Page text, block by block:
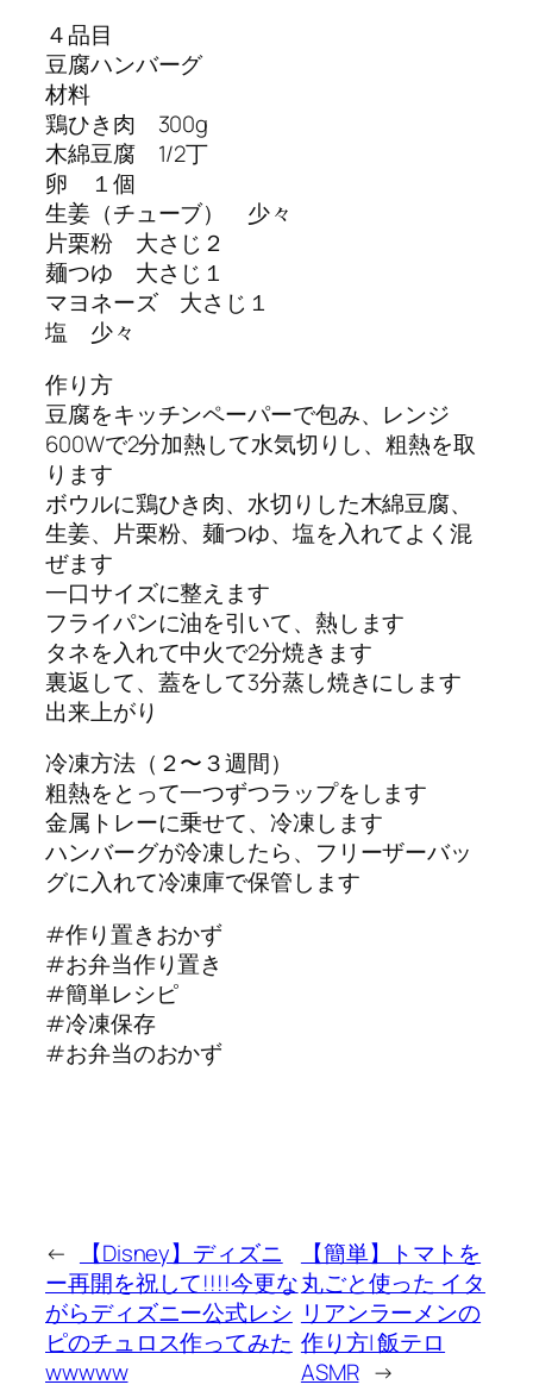
４品目
豆腐ハンバーグ
材料
鶏ひき肉 300g
木綿豆腐 1/2丁
卵 １個
生姜（チューブ） 少々
片栗粉 大さじ２
麺つゆ 大さじ１
マヨネーズ 大さじ１
塩 少々
作り方
豆腐をキッチンペーパーで包み、レンジ
600Wで2分加熱して水気切りし、粗熱を取
ります
ボウルに鶏ひき肉、水切りした木綿豆腐、
生姜、片栗粉、麺つゆ、塩を入れてよく混
ぜます
一口サイズに整えます
フライパンに油を引いて、熱します
タネを入れて中火で2分焼きます
裏返して、蓋をして3分蒸し焼きにします
出来上がり
冷凍方法（２〜３週間）
粗熱をとって一つずつラップをします
金属トレーに乗せて、冷凍します
ハンバーグが冷凍したら、フリーザーバッ
グに入れて冷凍庫で保管します
#作り置きおかず
#お弁当作り置き
#簡単レシピ
#冷凍保存
#お弁当のおかず
←
【Disney】ディズニ
ー再開を祝して!!!!今更な
がらディズニー公式レシ
ピのチュロス作ってみた
wwwww
【簡単】トマトを
丸ごと使った イタ
リアンラーメンの
作り方| 飯テロ
ASMR →